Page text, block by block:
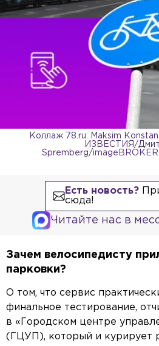
Коллаж 78.ru: Maksim
ИЗВЕСТИЯ/
Spremberg/
Есть новость?
сюда!
Читайте нас в
Зачем велосипедисту
парковки?
О том, что сервис
финальное тестирование,
в «Городском центре
(ГЦУП), который и курирует